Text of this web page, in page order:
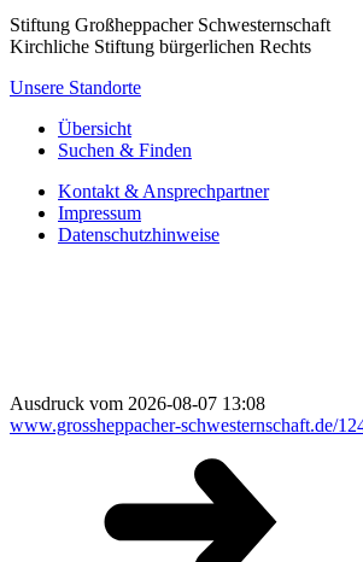
Stiftung Großheppacher Schwesternschaft
Kirchliche Stiftung bürgerlichen Rechts
Unsere Standorte
Übersicht
Suchen & Finden
Kontakt & Ansprechpartner
Impressum
Datenschutzhinweise
Ausdruck vom 2026-08-07 13:08
www.grossheppacher-schwesternschaft.de/